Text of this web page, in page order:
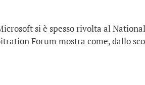
si è spesso rivolta al
Forum mostra come, dallo